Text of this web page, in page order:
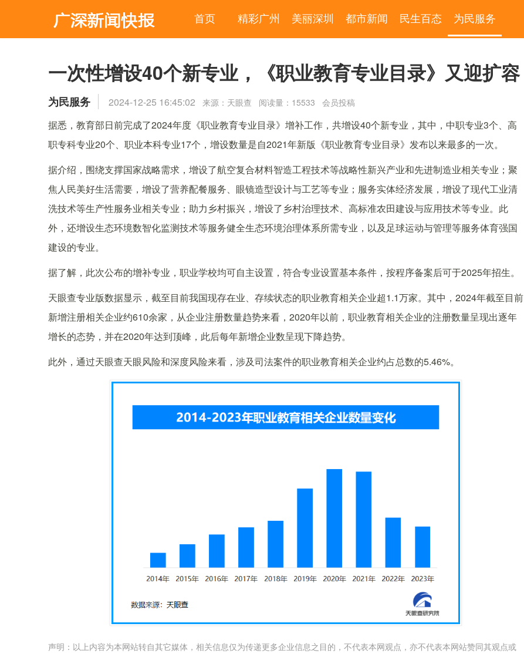
首页 精彩广州 美丽深圳 都市新闻 民生百态 为民服务
一次性增设40个新专业，《职业教育专业目录》又迎扩容
为民服务 2024-12-25 16:45:02 来源：天眼查 阅读量：15533 会员投稿
据悉，教育部日前完成了2024年度《职业教育专业目录》增补工作，共增设40个新专业，其中，中职专业3个、高
职专科专业20个、职业本科专业17个，增设数量是自2021年新版《职业教育专业目录》发布以来最多的一次。
据介绍，围绕支撑国家战略需求，增设了航空复合材料智造工程技术等战略性新兴产业和先进制造业相关专业；聚
焦人民美好生活需要，增设了营养配餐服务、眼镜造型设计与工艺等专业；服务实体经济发展，增设了现代工业清
洗技术等生产性服务业相关专业；助力乡村振兴，增设了乡村治理技术、高标准农田建设与应用技术等专业。此
外，还增设生态环境数智化监测技术等服务健全生态环境治理体系所需专业，以及足球运动与管理等服务体育强国
建设的专业。
据了解，此次公布的增补专业，职业学校均可自主设置，符合专业设置基本条件，按程序备案后可于2025年招生。
天眼查专业版数据显示，截至目前我国现存在业、存续状态的职业教育相关企业超1.1万家。其中，2024年截至目前
新增注册相关企业约610余家，从企业注册数量趋势来看，2020年以前，职业教育相关企业的注册数量呈现出逐年
增长的态势，并在2020年达到顶峰，此后每年新增企业数呈现下降趋势。
此外，通过天眼查天眼风险和深度风险来看，涉及司法案件的职业教育相关企业约占总数的5.46%。
声明：以上内容为本网站转自其它媒体，相关信息仅为传递更多企业信息之目的，不代表本网观点，亦不代表本网站赞同其观点或